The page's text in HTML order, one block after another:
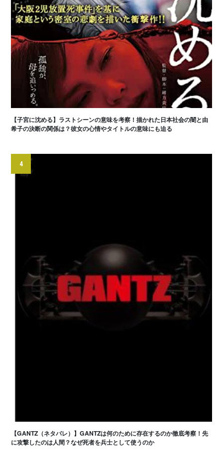
【子宮に沈める】ラストシーンの意味を考察！描かれた日本社会の闇と由
希子の決断の関係は？彼女の心情やタイトルの意味にも迫る
4
【GANTZ（ネタバレ）】GANTZは何のために存在するのか徹底考察！先
に攻撃したのは人間？なぜ死者を兵士として使うのか